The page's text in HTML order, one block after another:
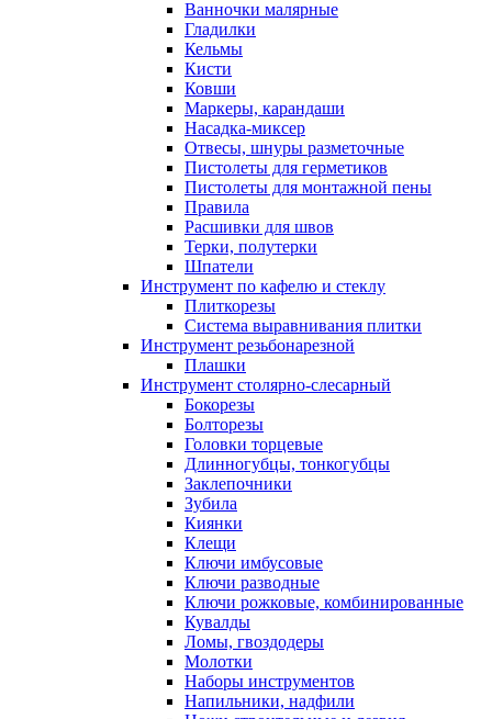
Ванночки малярные
Гладилки
Кельмы
Кисти
Ковши
Маркеры, карандаши
Насадка-миксер
Отвесы, шнуры разметочные
Пистолеты для герметиков
Пистолеты для монтажной пены
Правила
Расшивки для швов
Терки, полутерки
Шпатели
Инструмент по кафелю и стеклу
Плиткорезы
Система выравнивания плитки
Инструмент резьбонарезной
Плашки
Инструмент столярно-слесарный
Бокорезы
Болторезы
Головки торцевые
Длинногубцы, тонкогубцы
Заклепочники
Зубила
Киянки
Клещи
Ключи имбусовые
Ключи разводные
Ключи рожковые, комбинированные
Кувалды
Ломы, гвоздодеры
Молотки
Наборы инструментов
Напильники, надфили